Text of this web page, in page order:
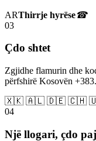
ARThirrje hyrëse☎
03
Çdo shtet
Zgjidhe flamurin dhe
përfshirë Kosovën +383.
🇽🇰 🇦🇱 🇩🇪 🇨🇭
04
Një llogari, çdo